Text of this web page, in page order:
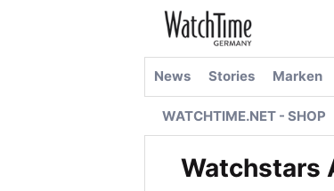
News Stories Marken
WATCHTIME.NET - SHOP
Watchstars